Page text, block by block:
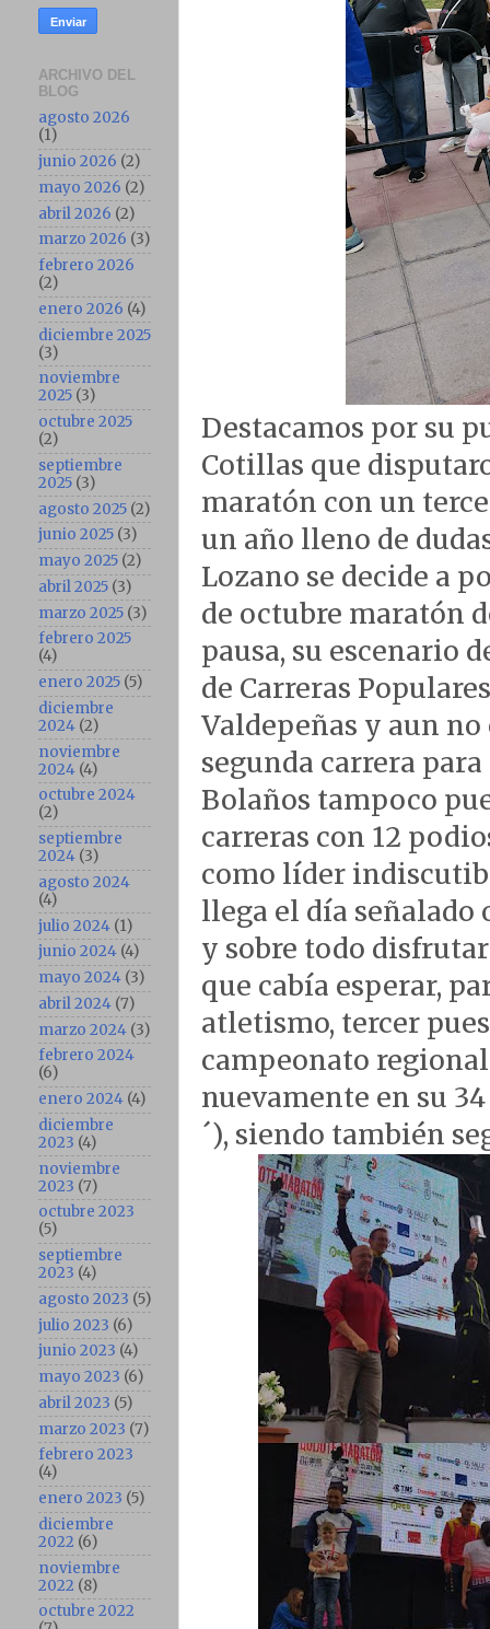
Destacamos por su
Cotillas que
maratón con un
un año lleno de
Lozano se decide a
de octubre maratón
pausa, su escenario
de Carreras
Valdepeñas y aun
segunda carrera
Bolaños tampoco
carreras con 12
como líder
llega el día señalado
y sobre todo
que cabía esperar,
atletismo, tercer
campeonato
nuevamente en su
´), siendo también
ARCHIVO DEL
BLOG
agosto 2026
(1)
junio 2026 (2)
mayo 2026 (2)
abril 2026 (2)
marzo 2026 (3)
febrero 2026
(2)
enero 2026 (4)
diciembre 2025
(3)
noviembre
2025 (3)
octubre 2025
(2)
septiembre
2025 (3)
agosto 2025 (2)
junio 2025 (3)
mayo 2025 (2)
abril 2025 (3)
marzo 2025 (3)
febrero 2025
(4)
enero 2025 (5)
diciembre
2024 (2)
noviembre
2024 (4)
octubre 2024
(2)
septiembre
2024 (3)
agosto 2024
(4)
julio 2024 (1)
junio 2024 (4)
mayo 2024 (3)
abril 2024 (7)
marzo 2024 (3)
febrero 2024
(6)
enero 2024 (4)
diciembre
2023 (4)
noviembre
2023 (7)
octubre 2023
(5)
septiembre
2023 (4)
agosto 2023 (5)
julio 2023 (6)
junio 2023 (4)
mayo 2023 (6)
abril 2023 (5)
marzo 2023 (7)
febrero 2023
(4)
enero 2023 (5)
diciembre
2022 (6)
noviembre
2022 (8)
octubre 2022